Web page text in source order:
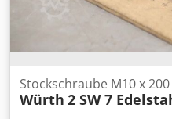
Stockschraube M10 x
Würth 2 SW 7